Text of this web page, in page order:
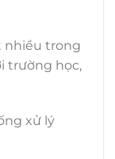
nhiều trong
trường học,
xử lý